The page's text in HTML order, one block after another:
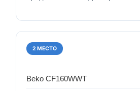
2 МЕСТО
Beko CF160WWT